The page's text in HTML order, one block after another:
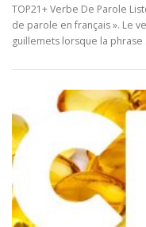
TOP21+ Verbe De Parole
de parole en français ». Le
guillemets lorsque la phrase